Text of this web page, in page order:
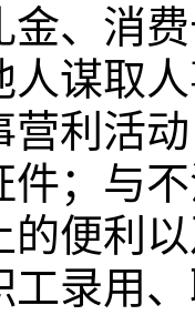
金、消
人谋取
营利活
件；与
的便利
工录用